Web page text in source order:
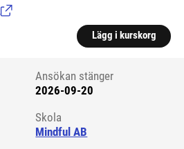
(Länk till extern sida.)
Lägg i kurskorg
Ansökan stänger
2026-09-20
Skola
Mindful AB